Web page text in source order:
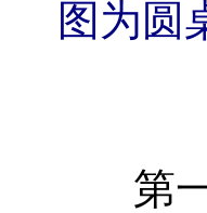
图为圆
第一